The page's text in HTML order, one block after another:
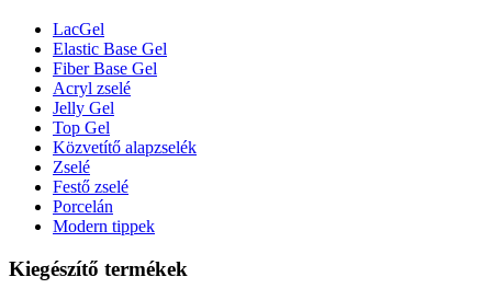
LacGel
Elastic Base Gel
Fiber Base Gel
Acryl zselé
Jelly Gel
Top Gel
Közvetítő alapzselék
Zselé
Festő zselé
Porcelán
Modern tippek
Kiegészítő termékek